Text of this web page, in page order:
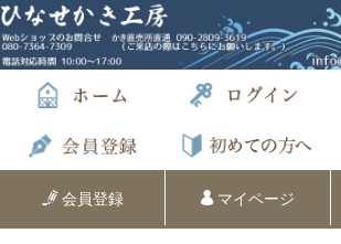
会員登録 マイページ